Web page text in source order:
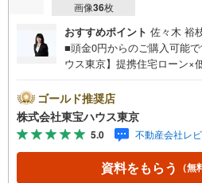
画像36枚
おすすめポイント 佐々木 裕
■頭金0円からのご購入可能
ウス東京】提携住宅ローン×
ayボーナスライトがもらえる
キャンペーン」の対象になり
学予約をする」ボタンからお
ahoo！ JAPAN IDでログイン
ナスライトは出金と譲渡は
料のご請求はお気軽にどう
ゴールド推奨店
株式会社東宝ハウス東京
5.0 不動産会社レ
資料をもらう （無